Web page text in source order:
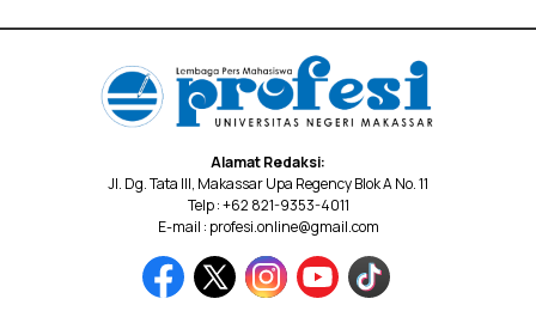
Alamat Redaksi:
Jl. Dg. Tata III, Makassar Upa Regency Blok A No. 11
Telp : +62 821-9353-4011
E-mail : profesi.online@gmail.com